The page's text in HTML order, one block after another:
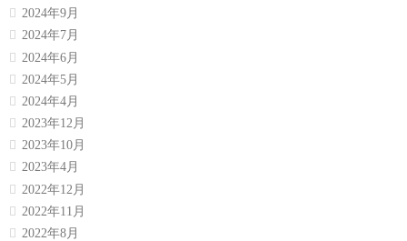
2024年9月
2024年7月
2024年6月
2024年5月
2024年4月
2023年12月
2023年10月
2023年4月
2022年12月
2022年11月
2022年8月